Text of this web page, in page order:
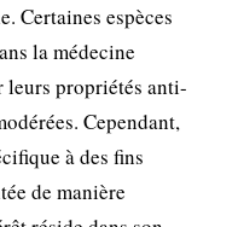
Certaines espèces
la médecine
propriétés anti-
Cependant,
à des fins
de manière